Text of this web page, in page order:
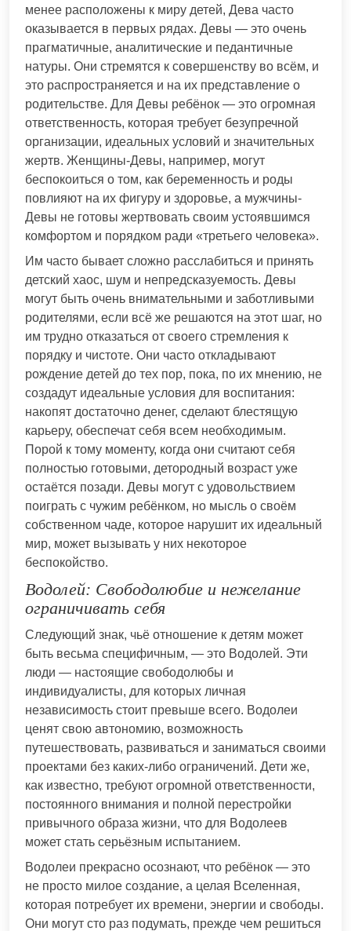
менее расположены к миру детей, Дева часто
оказывается в первых рядах. Девы — это очень
прагматичные, аналитические и педантичные
натуры. Они стремятся к совершенству во всём, и
это распространяется и на их представление о
родительстве. Для Девы ребёнок — это огромная
ответственность, которая требует безупречной
организации, идеальных условий и значительных
жертв. Женщины-Девы, например, могут
беспокоиться о том, как беременность и роды
повлияют на их фигуру и здоровье, а мужчины-
Девы не готовы жертвовать своим устоявшимся
комфортом и порядком ради «третьего человека».
Им часто бывает сложно расслабиться и принять
детский хаос, шум и непредсказуемость. Девы
могут быть очень внимательными и заботливыми
родителями, если всё же решаются на этот шаг, но
им трудно отказаться от своего стремления к
порядку и чистоте. Они часто откладывают
рождение детей до тех пор, пока, по их мнению, не
создадут идеальные условия для воспитания:
накопят достаточно денег, сделают блестящую
карьеру, обеспечат себя всем необходимым.
Порой к тому моменту, когда они считают себя
полностью готовыми, детородный возраст уже
остаётся позади. Девы могут с удовольствием
поиграть с чужим ребёнком, но мысль о своём
собственном чаде, которое нарушит их идеальный
мир, может вызывать у них некоторое
беспокойство.
Водолей: Свободолюбие и нежелание
ограничивать себя
Следующий знак, чьё отношение к детям может
быть весьма специфичным, — это Водолей. Эти
люди — настоящие свободолюбы и
индивидуалисты, для которых личная
независимость стоит превыше всего. Водолеи
ценят свою автономию, возможность
путешествовать, развиваться и заниматься своими
проектами без каких-либо ограничений. Дети же,
как известно, требуют огромной ответственности,
постоянного внимания и полной перестройки
привычного образа жизни, что для Водолеев
может стать серьёзным испытанием.
Водолеи прекрасно осознают, что ребёнок — это
не просто милое создание, а целая Вселенная,
которая потребует их времени, энергии и свободы.
Они могут сто раз подумать, прежде чем решиться